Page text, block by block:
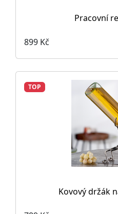
Pracovní
899 Kč
TOP
Kovový držák